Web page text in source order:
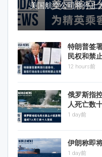
美国航空公司将停止
特朗普签
民权和禁
12 hours前
俄罗斯指
人死亡数
1 day前
伊朗称即
1 day前